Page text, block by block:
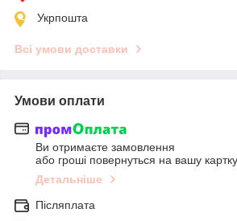
Укрпошта
Всі умови доставки
Умови оплати
Ви отримаєте замовлення
або гроші повернуться на вашу картку
Детальніше
Післяплата